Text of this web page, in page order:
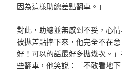
因為這樣助總差點翻車。」
對此，助總並無感到不妥，心
被拋差點摔下來，他完全不在
好！可以的話最好多拋幾次。
些翻車，他笑說：「不敢看地下